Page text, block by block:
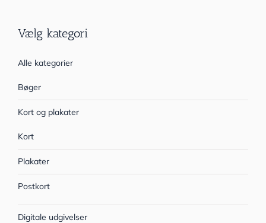
Vælg kategori
Alle kategorier
Bøger
Kort og plakater
Kort
Plakater
Postkort
Digitale udgivelser